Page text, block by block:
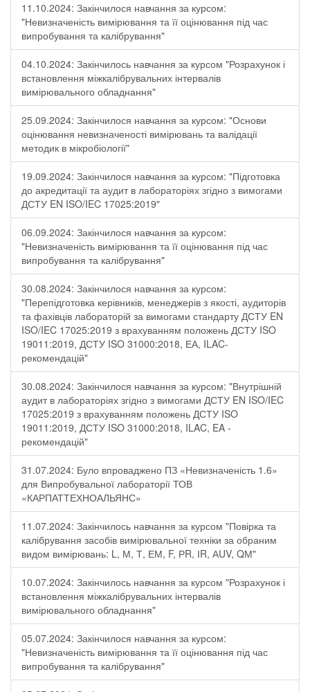
11.10.2024: Закінчилося навчання за курсом:
"Невизначеність вимірювання та її оцінювання під час
випробування та калібрування"
04.10.2024: Закінчилось навчання за курсом "Розрахунок і
встановлення міжкалібрувальних інтервалів
вимірювального обладнання"
25.09.2024: Закінчилося навчання за курсом: "Основи
оцінювання невизначеності вимірювань та валідації
методик в мікробіології"
19.09.2024: Закінчилося навчання за курсом: "Підготовка
до акредитації та аудит в лабораторіях згідно з вимогами
ДСТУ EN ISO/IEC 17025:2019"
06.09.2024: Закінчилося навчання за курсом:
"Невизначеність вимірювання та її оцінювання під час
випробування та калібрування"
30.08.2024: Закінчилося навчання за курсом:
"Перепідготовка керівників, менеджерів з якості, аудиторів
та фахівців лабораторій за вимогами стандарту ДСТУ EN
ISO/IEC 17025:2019 з врахуванням положень ДСТУ ISO
19011:2019, ДСТУ ISO 31000:2018, ЕА, ILAC-
рекомендацій"
30.08.2024: Закінчилося навчання за курсом: "Внутрішній
аудит в лабораторіях згідно з вимогами ДСТУ EN ISO/IEC
17025:2019 з врахуванням положень ДСТУ ISO
19011:2019, ДСТУ ISO 31000:2018, ILAC, EA -
рекомендацій"
31.07.2024: Було впроваджено ПЗ «Невизначеність 1.6»
для Випробувальної лабораторії ТОВ
«КАРПАТТЕХНОАЛЬЯНС»
11.07.2024: Закінчилось навчання за курсом "Повірка та
калібрування засобів вимірювальної техніки за обраним
видом вимірювань: L, М, Т, ЕМ, F, РR, ІR, АUV, QМ"
10.07.2024: Закінчилось навчання за курсом "Розрахунок і
встановлення міжкалібрувальних інтервалів
вимірювального обладнання"
05.07.2024: Закінчилося навчання за курсом:
"Невизначеність вимірювання та її оцінювання під час
випробування та калібрування"